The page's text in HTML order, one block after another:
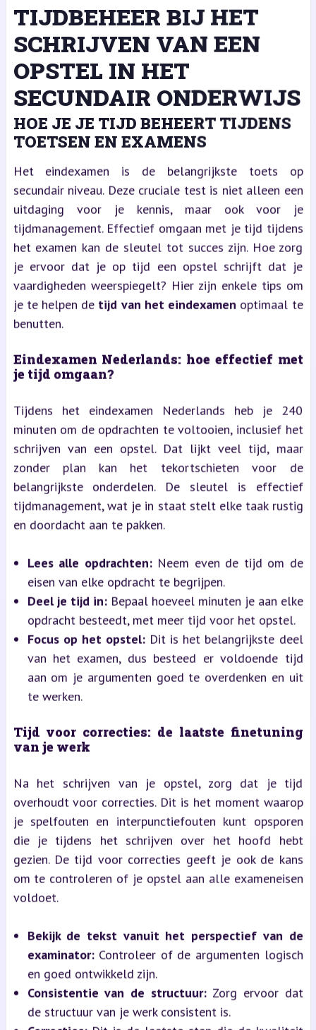
TIJDBEHEER BIJ HET
SCHRIJVEN VAN EEN
OPSTEL IN HET
SECUNDAIR ONDERWIJS
HOE JE JE TIJD BEHEERT TIJDENS
TOETSEN EN EXAMENS
Het eindexamen is de belangrijkste toets op
secundair niveau. Deze cruciale test is niet alleen een
uitdaging voor je kennis, maar ook voor je
tijdmanagement. Effectief omgaan met je tijd tijdens
het examen kan de sleutel tot succes zijn. Hoe zorg
je ervoor dat je op tijd een opstel schrijft dat je
vaardigheden weerspiegelt? Hier zijn enkele tips om
je te helpen de tijd van het eindexamen optimaal te
benutten.
Eindexamen Nederlands: hoe effectief met
je tijd omgaan?
Tijdens het eindexamen Nederlands heb je 240
minuten om de opdrachten te voltooien, inclusief het
schrijven van een opstel. Dat lijkt veel tijd, maar
zonder plan kan het tekortschieten voor de
belangrijkste onderdelen. De sleutel is effectief
tijdmanagement, wat je in staat stelt elke taak rustig
en doordacht aan te pakken.
Lees alle opdrachten:Neem even de tijd om de
eisen van elke opdracht te begrijpen.
Deel je tijd in:Bepaal hoeveel minuten je aan elke
opdracht besteedt, met meer tijd voor het opstel.
Focus op het opstel:Dit is het belangrijkste deel
van het examen, dus besteed er voldoende tijd
aan om je argumenten goed te overdenken en uit
te werken.
Tijd voor correcties: de laatste finetuning
van je werk
Na het schrijven van je opstel, zorg dat je tijd
overhoudt voor correcties. Dit is het moment waarop
je spelfouten en interpunctiefouten kunt opsporen
die je tijdens het schrijven over het hoofd hebt
gezien. De tijd voor correcties geeft je ook de kans
om te controleren of je opstel aan alle exameneisen
voldoet.
Bekijk de tekst vanuit het perspectief van de
examinator:Controleer of de argumenten logisch
en goed ontwikkeld zijn.
Consistentie van de structuur:Zorg ervoor dat
de structuur van je werk consistent is.